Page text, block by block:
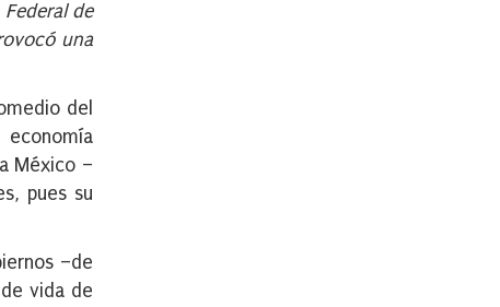
de
una
del
México –
pues su
–de
vida de